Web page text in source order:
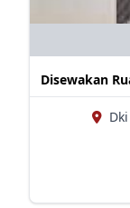
Disewakan